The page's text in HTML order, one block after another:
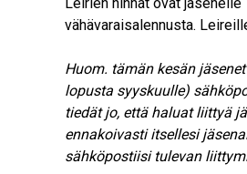
vähävaraisalennusta.
Huom. tämän kesän
lopusta syyskuulle)
tiedät jo, että haluat liittyä
ennakoivasti itsellesi
sähköpostiisi tulevan